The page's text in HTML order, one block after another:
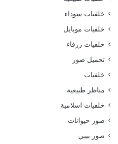
خلفيات سوداء
خلفيات موبايل
خلفيات زرقاء
تحميل صور
خلفيات
مناظر طبيعية
خلفيات اسلامية
صور حيوانات
صور بيبي